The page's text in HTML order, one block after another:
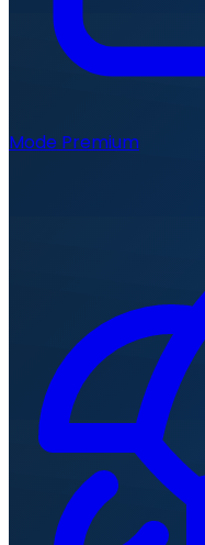
Mode Premium